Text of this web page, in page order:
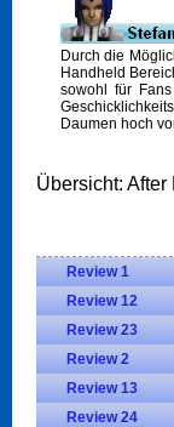
Durch die
Handheld
sowohl für
Daumen hoch
Übersicht:
Review 1
Review 12
Review 23
Review 2
Review 13
Review 24